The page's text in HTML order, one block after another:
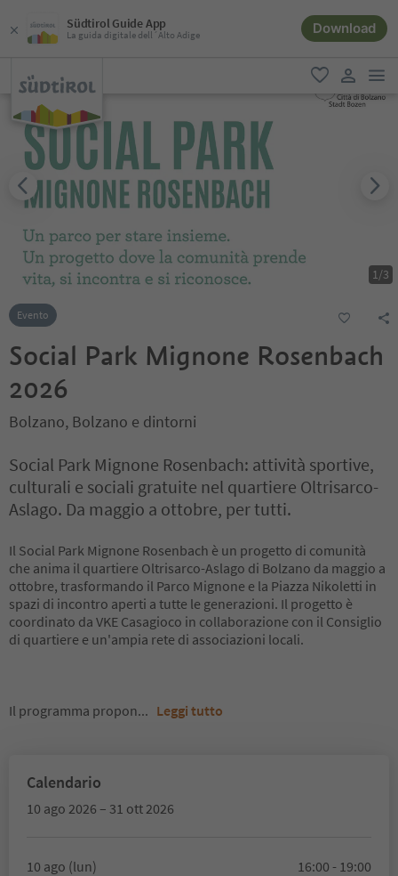
Südtirol Guide App
La guida digitale dell´Alto Adige Download
favoriti
user link
1/3
Evento
Social Park Mignone Rosenbach
2026
Bolzano, Bolzano e dintorni
Social Park Mignone Rosenbach: attività sportive,
culturali e sociali gratuite nel quartiere Oltrisarco-
Aslago. Da maggio a ottobre, per tutti.
Il Social Park Mignone Rosenbach è un progetto di comunità
che anima il quartiere Oltrisarco-Aslago di Bolzano da maggio a
ottobre, trasformando il Parco Mignone e la Piazza Nikoletti in
spazi di incontro aperti a tutte le generazioni. Il progetto è
coordinato da VKE Casagioco in collaborazione con il Consiglio
di quartiere e un'ampia rete di associazioni locali.
Il programma propon... Leggi tutto
Calendario
10 ago 2026 – 31 ott 2026
10 ago (lun)
16:00 - 19:00